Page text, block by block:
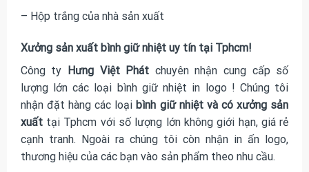
– Hộp trắng của nhà sản xuất
Xưởng sản xuất bình giữ nhiệt uy tín tại Tphcm!
Công ty Hưng Việt Phát chuyên nhận cung cấp số
lượng lớn các loại bình giữ nhiệt in logo ! Chúng tôi
nhận đặt hàng các loại bình giữ nhiệt và có xưởng sản
xuấttại Tphcm với số lượng lớn không giới hạn, giá rẻ
cạnh tranh. Ngoài ra chúng tôi còn nhận in ấn logo,
thương hiệu của các bạn vào sản phẩm theo nhu cầu.